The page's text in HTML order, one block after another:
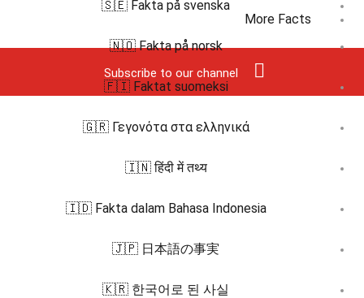
More Facts
Subscribe to our channel
🇸🇪 Fakta på svenska
🇳🇴 Fakta på norsk
🇫🇮 Faktat suomeksi
🇬🇷 Γεγονότα στα ελληνικά
🇮🇳 हिंदी में तथ्य
🇮🇩 Fakta dalam Bahasa Indonesia
🇯🇵 日本語の事実
🇰🇷 한국어로 된 사실